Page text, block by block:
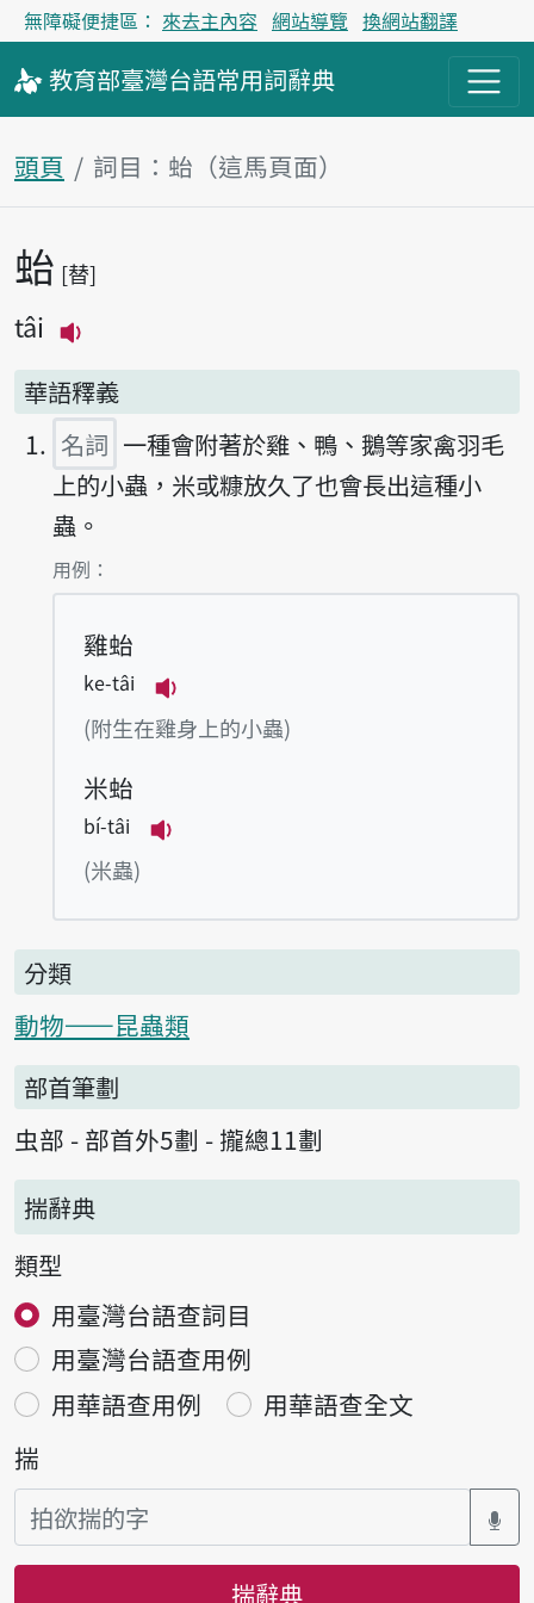
無障礙便捷區： 來去主內容 網站導覽 換網站翻譯
教育部臺灣台語常用詞辭典
頭頁 詞目：𧉟（這馬頁面）
主內容區
𧉟 替
tâi
華語釋義
名詞 一種會附著於雞、鴨、鵝等家禽羽毛
上的小蟲，米或糠放久了也會長出這種小
蟲。
第1項釋義的
用例：
雞𧉟
ke-tâi
播放例句ke-tâi
(附生在雞身上的小蟲)
米𧉟
bí-tâi
(米蟲)
分類
動物——昆蟲類
部首筆劃
虫部 - 部首外5劃 - 攏總11劃
揣辭典
類型
用臺灣台語查詞目
用臺灣台語查用例
用華語查用例
用華語查全文
揣
揣辭典